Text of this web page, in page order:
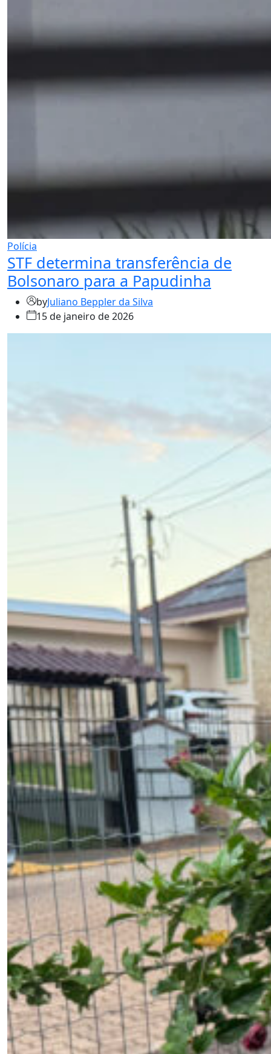
Polícia
STF determina transferência de
Bolsonaro para a Papudinha
byJuliano Beppler da Silva
15 de janeiro de 2026